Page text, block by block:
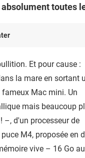
toutes
Et pour cause :
la mare en sortant
Mac mini. Un
mais beaucoup
–, d'un processeur de
M4, proposée en
vive – 16 Go